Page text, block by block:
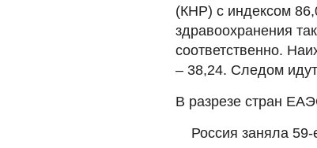
(КНР) с индексом
здравоохранения
соответственно.
– 38,24. Следом
В разрезе стран
Россия заняла